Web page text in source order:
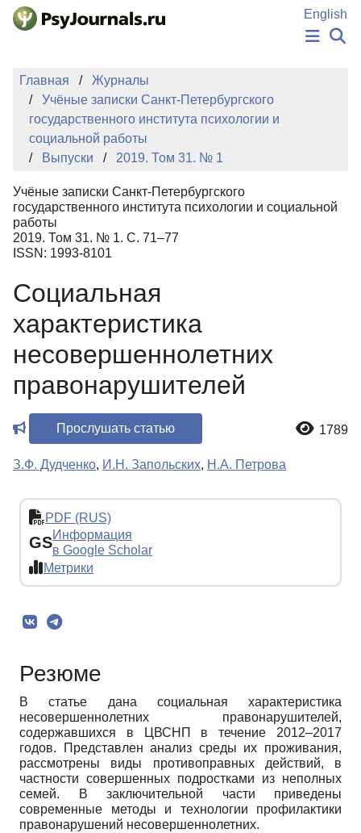
Перейти к основному содержанию
English
НОВОСТИ
ИЗДАНИЯ
ПОДАТЬ РУКОПИСЬ
БАЗА ЗНАНИЙ
КЛЮЧЕВЫЕ СЛОВА
Главная
Журналы
Учёные записки Санкт-Петербургского
государственного института психологии и
социальной работы
Выпуски
2019. Том 31. № 1
Учёные записки Санкт-Петербургского
государственного института психологии и социальной
работы
2019. Том 31. № 1. С. 71–77
ISSN: 1993-8101
Социальная
характеристика
несовершеннолетних
правонарушителей
Прослушать статью 1789
З.Ф. Дудченко, И.Н. Запольских, Н.А. Петрова
PDF (RUS)
GSИнформация
в Google Scholar
Метрики
Резюме
В статье дана социальная характеристика
несовершеннолетних правонарушителей,
содержавшихся в ЦВСНП в течение 2012–2017
годов. Представлен анализ среды их проживания,
рассмотрены виды противоправных действий, в
частности совершенных подростками из неполных
семей. В заключительной части приведены
современные методы и технологии профилактики
правонарушений несовершеннолетних.